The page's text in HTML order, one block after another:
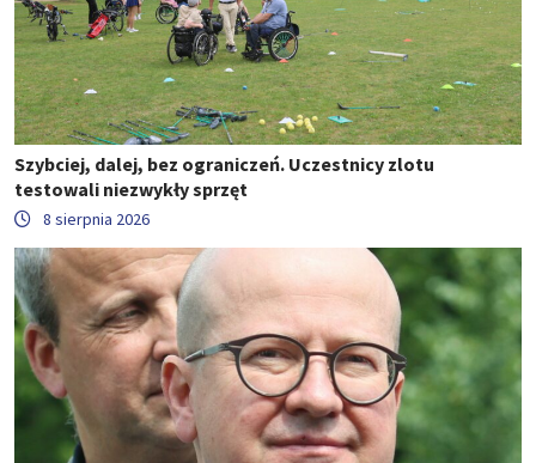
Szybciej, dalej, bez ograniczeń. Uczestnicy zlotu
testowali niezwykły sprzęt
8 sierpnia 2026